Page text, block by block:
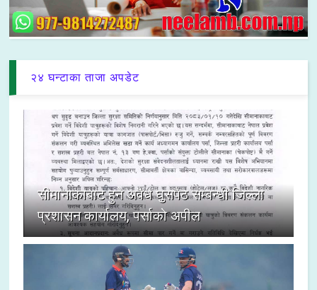
२४ घन्टाका ताजा अपडेट
सीमानाकाबाट हुने अवैध घुसपैठ सम्बन्धी जिल्ला
प्रशासन कार्यालय, पर्साको अपील